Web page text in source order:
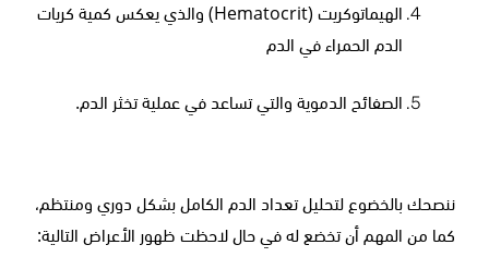
الهيماتوكريت (Hematocrit) والذي يعكس كمية كريات
الدم الحمراء في الدم
الصفائح الدموية والتي تساعد في عملية تخثر الدم.
ننصحك بالخضوع لتحليل تعداد الدم الكامل بشكل دوري ومنتظم،
كما من المهم أن تخضع له في حال لاحظت ظهور الأعراض التالية: